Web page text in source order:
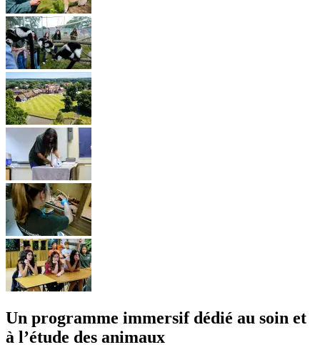
Un programme immersif dédié au soin et
à l’étude des animaux